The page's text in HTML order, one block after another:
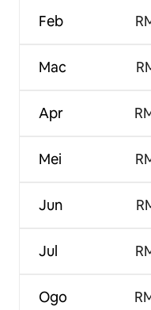
Feb
Mac
Apr
Mei
Jun
Jul
Ogo